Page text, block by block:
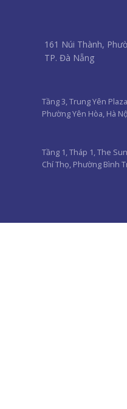
161 Núi Thành,
TP. Đà Nẵng
Tầng 3, Trung Yên
Phường Yên Hòa, Hà
Tầng 1, Tháp 1, The
Chí Thọ, Phường Bình